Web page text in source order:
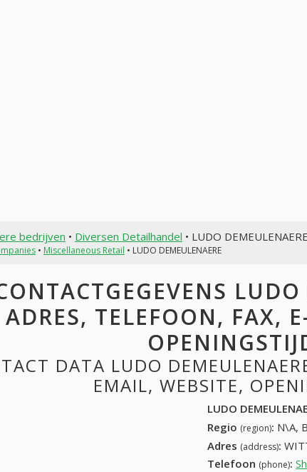
bedrijven • Diversen Detailhandel • LUDO DEMEULENAERE
• Miscellaneous Retail • LUDO DEMEULENAERE
ADRES, TELEFOON, FAX,
DATA LUDO
EMAIL, WEBSITE,
LUDO
Regio (region): N\A,
Adres (address):
Telefoon (phone):